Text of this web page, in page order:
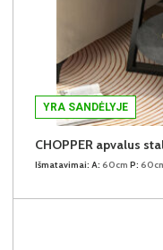
YRA SANDĖLYJE
CHOPPER apvalus
Išmatavimai: A: 60cm P: